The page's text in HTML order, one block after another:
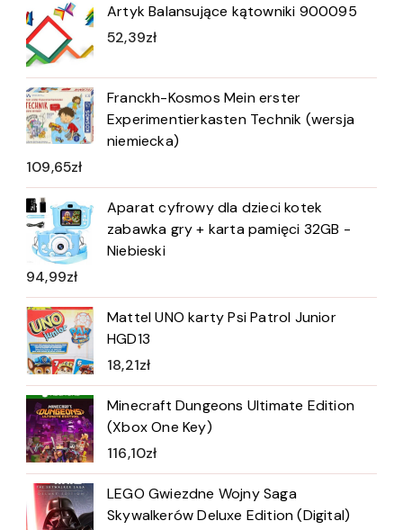
Artyk Balansujące kątowniki 900095
52,39zł
Franckh-Kosmos Mein erster
Experimentierkasten Technik (wersja
niemiecka)
109,65zł
Aparat cyfrowy dla dzieci kotek
zabawka gry + karta pamięci 32GB -
Niebieski
94,99zł
Mattel UNO karty Psi Patrol Junior
HGD13
18,21zł
Minecraft Dungeons Ultimate Edition
(Xbox One Key)
116,10zł
LEGO Gwiezdne Wojny Saga
Skywalkerów Deluxe Edition (Digital)